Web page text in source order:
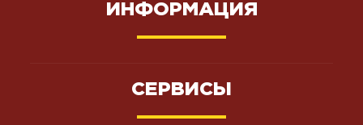
ИНФОРМАЦИЯ
СЕРВИСЫ